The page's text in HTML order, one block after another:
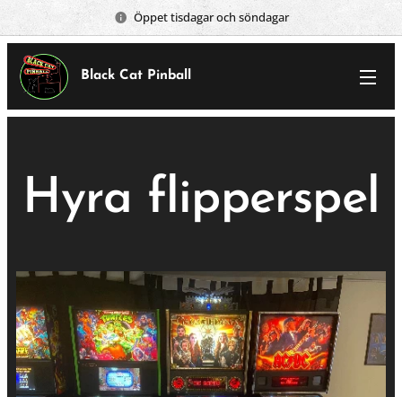
Öppet tisdagar och söndagar
Black Cat Pinball
Hyra flipperspel